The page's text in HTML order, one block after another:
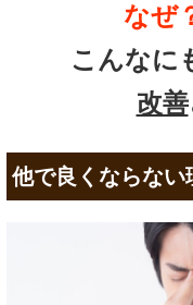
なぜ
こんなに
改善
他で良くならない